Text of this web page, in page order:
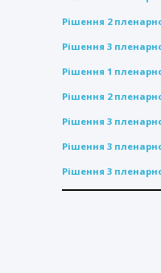
Рішення 2
Рішення 3
Рішення 1
Рішення 2
Рішення 3
Рішення 3
Рішення 3